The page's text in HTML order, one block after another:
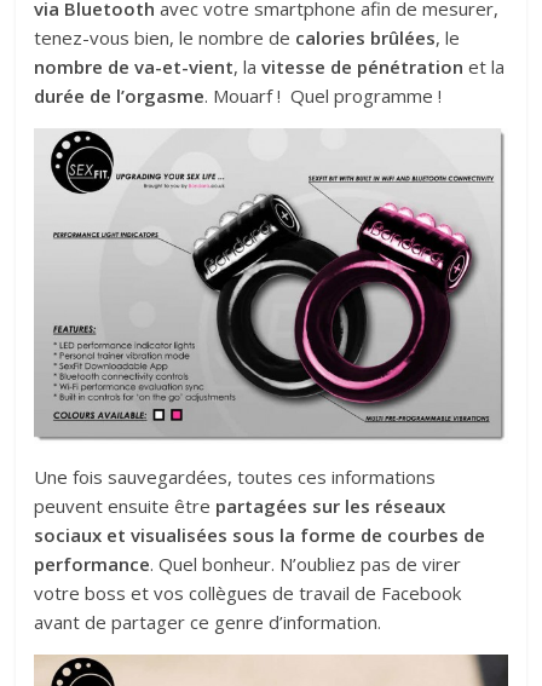
via Bluetooth avec votre smartphone afin de mesurer,
tenez-vous bien, le nombre de calories brûlées, le
nombre de va-et-vient, lavitesse de pénétration et la
durée de l’orgasme. Mouarf ! Quel programme !
Une fois sauvegardées, toutes ces informations
peuvent ensuite être partagées sur les réseaux
sociaux et visualisées sous la forme de courbes de
performance. Quel bonheur. N’oubliez pas de virer
votre boss et vos collègues de travail de Facebook
avant de partager ce genre d’information.